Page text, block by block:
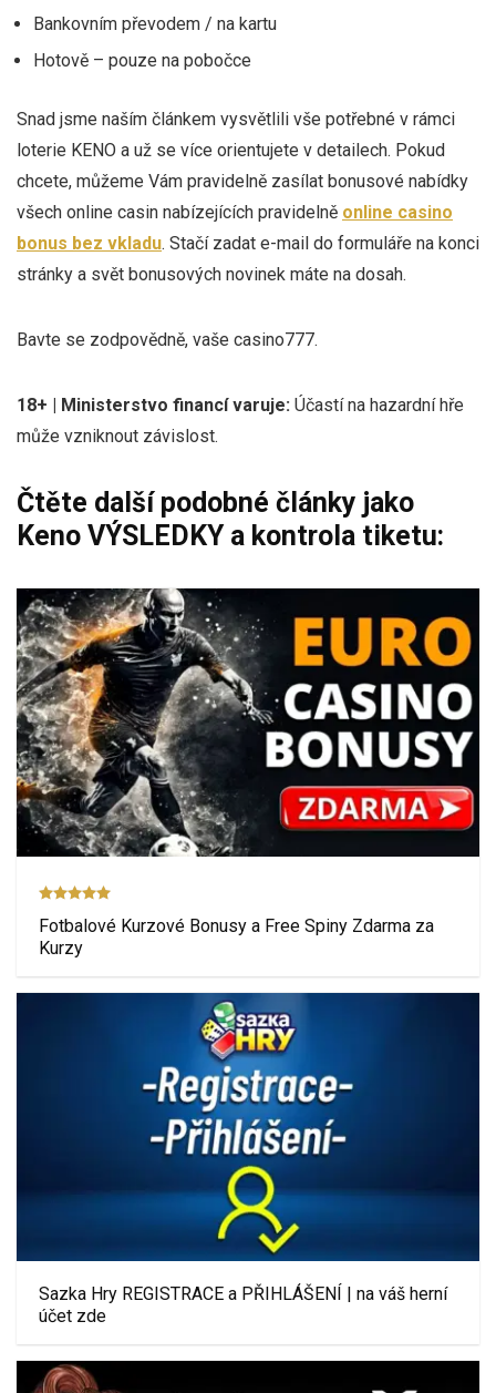
Bankovním převodem / na kartu
Hotově – pouze na pobočce
Snad jsme naším článkem vysvětlili vše potřebné v rámci
loterie KENO a už se více orientujete v detailech. Pokud
chcete, můžeme Vám pravidelně zasílat bonusové nabídky
všech online casin nabízejících pravidelně online casino
bonus bez vkladu. Stačí zadat e-mail do formuláře na konci
stránky a svět bonusových novinek máte na dosah.
Bavte se zodpovědně, vaše casino777.
18+ | Ministerstvo financí varuje: Účastí na hazardní hře
může vzniknout závislost.
Čtěte další podobné články jako
Keno VÝSLEDKY a kontrola tiketu:
Fotbalové Kurzové Bonusy a Free Spiny Zdarma za
Kurzy
Sazka Hry REGISTRACE a PŘIHLÁŠENÍ | na váš herní
účet zde